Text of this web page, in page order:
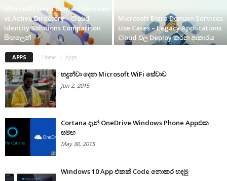
Microsoft Entra Domain Services
vs Active Directory – Cloud
Identity Solutions Comparison
සිංහලෙන්
Microsoft Entra Domain Services
Use Cases – Legacy Applications
Cloud වල Deploy කරන ආකාරය
APPS Home Apps
හදුන්වා දෙන Microsoft WiFi සේවාව
Jun 2, 2015
Cortana දැන් OneDrive Windows Phone Appඑක
සමඟ
May 30, 2015
Windows 10 App එකක් Code නොකර හදමු